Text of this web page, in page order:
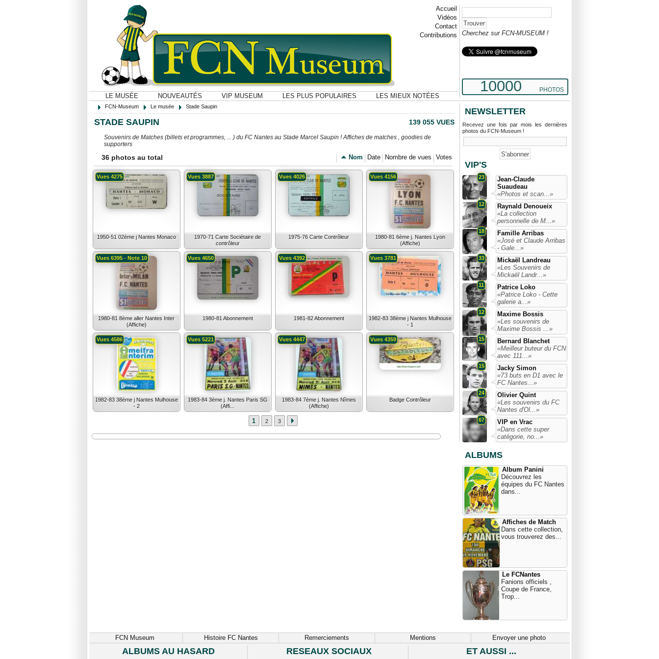
Accueil
Vidéos
Contact
Contributions
LE MUSÉE NOUVEAUTÉS VIP MUSEUM LES PLUS POPULAIRES LES MIEUX NOTÉES
Cherchez sur FCN-MUSEUM !
10000 PHOTOS
FCN-Museum Le musée Stade Saupin
STADE SAUPIN 139 055 VUES
Souvenirs de Matches (billets et programmes, ... ) du FC Nantes au Stade Marcel Saupin ! Affiches de matches , goodies de
supporters
36 photos au total Votes
Nombre de vues
Date
Nom
1950-51 02ème j Nantes Monaco
Vues 4275
1970-71 Carte Sociétaire de
contrôleur
Vues 3887
1975-76 Carte Contrôleur
Vues 4026
1980-81 6ème j. Nantes Lyon
(Affiche)
Vues 4156
1980-81 8ème aller Nantes Inter
(Affiche)
Vues 6395 - Note 10
1980-81 Abonnement
Vues 4650
1981-82 Abonnement
Vues 4392
1982-83 38ème j Nantes Mulhouse
- 1
Vues 3781
1982-83 38ème j Nantes Mulhouse
- 2
Vues 4586
1983-84 3ème j. Nantes Paris SG
(Affi...
Vues 5221
1983-84 7ème j. Nantes Nîmes
(Affiche)
Vues 4447
Badge Contrôleur
Vues 4359
1 2 3
NEWSLETTER
Recevez une fois par mois les dernières
photos du FCN-Museum !
VIP'S
23
Jean-Claude
Suaudeau
«Photos et scan...»
12
Raynald Denoueix
«La collection
personnelle de M...»
18
Famille Arribas
«José et Claude Arribas
- Gale...»
33
Mickaël Landreau
«Les Souvenirs de
Mickaël Landr...»
11
Patrice Loko
«Patrice Loko - Cette
galerie a...»
12
Maxime Bossis
«Les souvenirs de
Maxime Bossis ...»
15
Bernard Blanchet
«Meilleur buteur du FCN
avec 111...»
15
Jacky Simon
«73 buts en D1 avec le
FC Nantes...»
24
Olivier Quint
«Les souvenirs du FC
Nantes d'Ol...»
67
VIP en Vrac
«Dans cette super
catégorie, no...»
ALBUMS
Album Panini
Découvrez les
équipes du FC Nantes
dans...
Affiches de Match
Dans cette collection,
vous trouverez des...
Le FCNantes
Fanions officiels ,
Coupe de France,
Trop...
FCN Museum Histoire FC Nantes Remerciements Mentions Envoyer une photo
ALBUMS AU HASARD RESEAUX SOCIAUX ET AUSSI ...